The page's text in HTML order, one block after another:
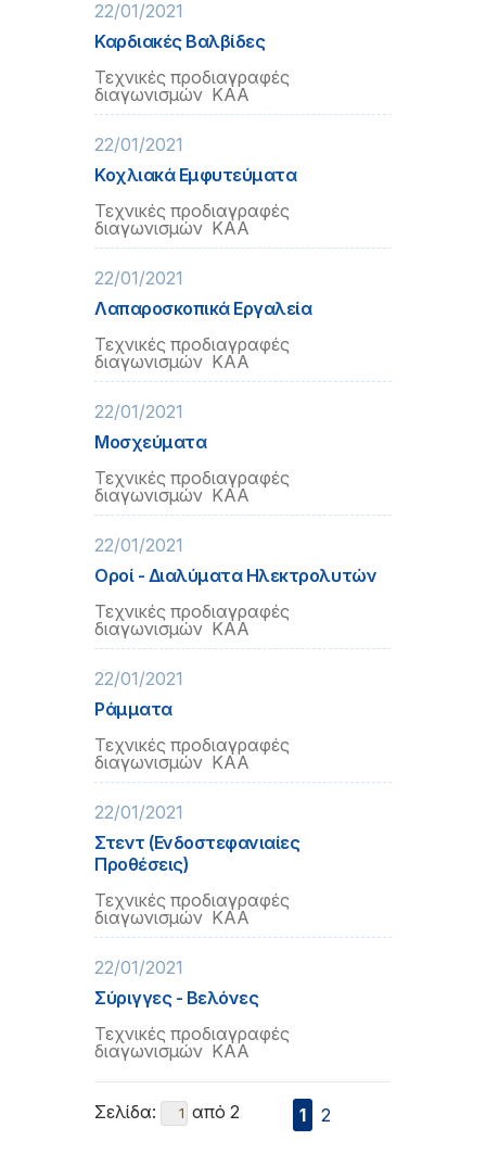
22/01/2021
Καρδιακές Βαλβίδες
Τεχνικές προδιαγραφές
διαγωνισμών ΚΑΑ
22/01/2021
Κοχλιακά Εμφυτεύματα
Τεχνικές προδιαγραφές
διαγωνισμών ΚΑΑ
22/01/2021
Λαπαροσκοπικά Εργαλεία
Τεχνικές προδιαγραφές
διαγωνισμών ΚΑΑ
22/01/2021
Μοσχεύματα
Τεχνικές προδιαγραφές
διαγωνισμών ΚΑΑ
22/01/2021
Οροί - Διαλύματα Ηλεκτρολυτών
Τεχνικές προδιαγραφές
διαγωνισμών ΚΑΑ
22/01/2021
Ράμματα
Τεχνικές προδιαγραφές
διαγωνισμών ΚΑΑ
22/01/2021
Στεντ (Ενδοστεφανιαίες
Προθέσεις)
Τεχνικές προδιαγραφές
διαγωνισμών ΚΑΑ
22/01/2021
Σύριγγες - Βελόνες
Τεχνικές προδιαγραφές
διαγωνισμών ΚΑΑ
Σελίδα: από 2 1 2